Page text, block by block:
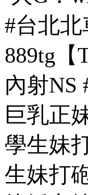
#台北北
889tg【
內射NS
巨乳正
學生妹
生妹打